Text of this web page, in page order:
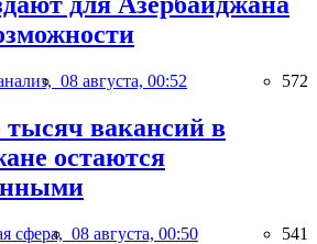
08 августа, 00:52 572
вакансий в
остаются
сфера, 08 августа, 00:50 541